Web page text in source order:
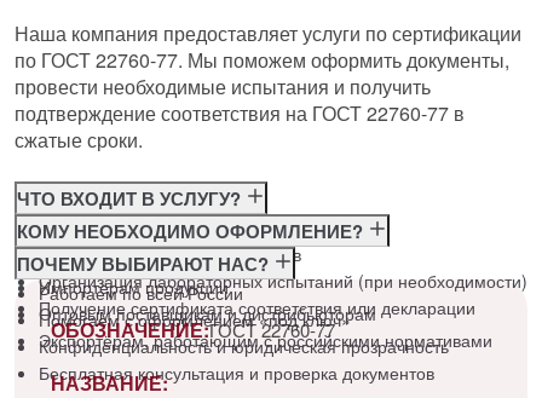
Наша компания предоставляет услуги по сертификации
по ГОСТ 22760-77. Мы поможем оформить документы,
провести необходимые испытания и получить
подтверждение соответствия на ГОСТ 22760-77 в
сжатые сроки.
ЧТО ВХОДИТ В УСЛУГУ?
Консультация по требованиям ГОСТ
Подготовка и подача документов
Организация лабораторных испытаний (при необходимости)
Получение сертификата соответствия или декларации
КОМУ НЕОБХОДИМО ОФОРМЛЕНИЕ?
Производителям
Импортёрам продукции
Оптовым поставщикам и дистрибьюторам
Экспортёрам, работающим с российскими нормативами
ПОЧЕМУ ВЫБИРАЮТ НАС?
Работаем по всей России
Помогаем с оформлением «под ключ»
Конфиденциальность и юридическая прозрачность
Бесплатная консультация и проверка документов
ОБОЗНАЧЕНИЕ:ГОСТ 22760-77
НАЗВАНИЕ: